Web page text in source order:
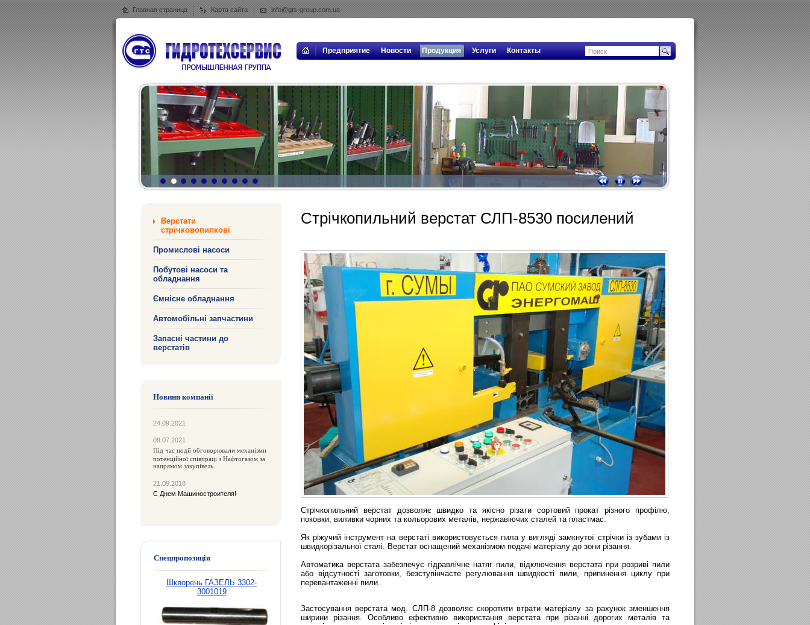
Главная страница Карта сайта info@gts-group.com.ua
Предприятие Новости Продукция Услуги Контакты
Верстати
стрічковопилкові
Промислові насоси
Побутові насоси та
обладнання
Ємнісне обладнання
Автомобільні запчастини
Запасні частини до
верстатів
Новини компанії
24.09.2021
09.07.2021
Під час події обговорювали механізми
потенційної співпраці з Нафтогазом за
напрямом закупівель.
21.09.2018
С Днем Машиностроителя!
Спецпропозиція
Шкворень ГАЗЕЛЬ 3302-
3001019
Стрічкопильний верстат СЛП-8530 посилений
Стрічкопильний верстат дозволяє швидко та якісно різати сортовий прокат різного профілю,
поковки, виливки чорних та кольорових металів, нержавіючих сталей та пластмас.
Як ріжучий інструмент на верстаті використовується пила у вигляді замкнутої стрічки із зубами із
швидкорізальної сталі. Верстат оснащений механізмом подачі матеріалу до зони різання.
Автоматика верстата забезпечує гідравлічне натяг пили, відключення верстата при розриві пили
або відсутності заготовки, безступінчасте регулювання швидкості пили, припинення циклу при
перевантаженні пили.
Застосування верстата мод. СЛП-8 дозволяє скоротити втрати матеріалу за рахунок зменшення
ширини різання. Особливо ефективно використання верстата при різанні дорогих металів та